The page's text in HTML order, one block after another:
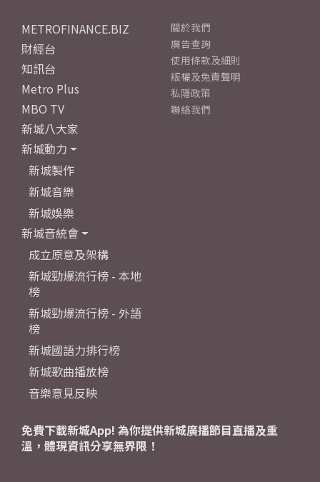
METROFINANCE.BIZ
財經台
知訊台
Metro Plus
MBO TV
新城八大家
新城動力
新城製作
新城音樂
新城娛樂
新城音統會
成立原意及架構
新城勁爆流行榜 - 本地
榜
新城勁爆流行榜 - 外語
榜
新城國語力排行榜
新城歌曲播放榜
音樂意見反映
關於我們
廣告查詢
使用條款及細則
版權及免責聲明
私隱政策
聯絡我們
免費下載新城App! 為你提供新城廣播節目直播及重
溫，體現資訊分享無界限！